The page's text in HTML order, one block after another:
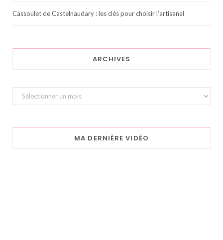
Cassoulet de Castelnaudary : les clés pour choisir l’artisanal
ARCHIVES
Archives
MA DERNIÈRE VIDÉO